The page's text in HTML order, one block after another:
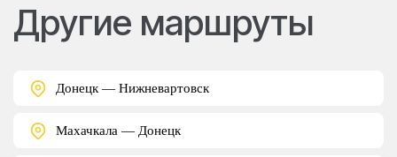
Другие маршруты
Донецк — Нижневартовск
Махачкала — Донецк